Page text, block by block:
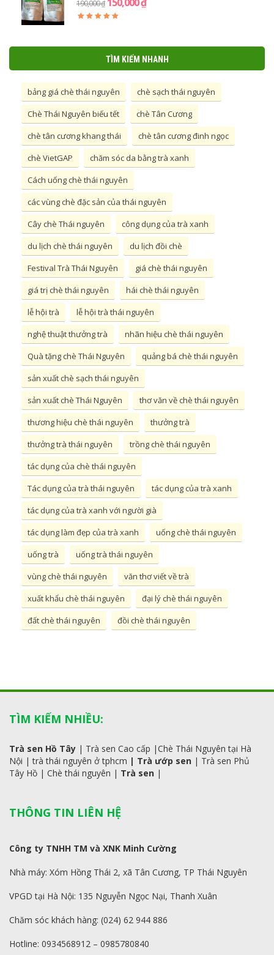
190,000₫
TÌM KIẾM NHANH
bảng giá chè thái nguyên
chè sạch thái nguyên
Chè Thái Nguyên biếu tết
chè Tân Cương
chè tân cương khang thái
chè tân cương đinh ngọc
chè VietGAP
chăm sóc da bằng trà xanh
Cách uống chè thái nguyên
các vùng chè đặc sản của thái nguyên
Cây chè Thái nguyên
công dụng của trà xanh
du lịch chè thái nguyên
du lịch đồi chè
Festival Trà Thái Nguyên
giá chè thái nguyên
giá trị chè thái nguyên
hái chè thái nguyên
lễ hội trà
lễ hội trà thái nguyên
nghệ thuật thưởng trà
nhãn hiệu chè thái nguyên
Quà tặng chè Thái Nguyên
quảng bá chè thái nguyên
sản xuất chè sạch thái nguyên
sản xuất chè Thái Nguyên
thơ văn về chè thái nguyên
thương hiệu chè thái nguyên
thưởng trà
thưởng trà thái nguyên
trồng chè thái nguyên
tác dụng của chè thái nguyên
Tác dụng của trà thái nguyên
tác dụng của trà xanh
tác dụng của trà xanh với người già
tác dụng làm đẹp của trà xanh
uống chè thái nguyên
uống trà
uống trà thái nguyên
vùng chè thái nguyên
văn thơ viết về trà
xuất khẩu chè thái nguyên
đại lý chè thái nguyên
đất chè thái nguyên
đồi chè thái nguyên
TÌM KIẾM NHIỀU:
Trà sen Hồ Tây | Trà sen Cao cấp |Chè Thái Nguyên tại Hà
Nội |trà thái nguyên ở tphcm | Trà ướp sen | Trà sen Phủ
Tây Hồ | Chè thái nguyên | Trà sen |
THÔNG TIN LIÊN HỆ
Công ty TNHH TM và XNK Minh Cường
Nhà máy: Xóm Hồng Thái 2, xã Tân Cương, TP Thái Nguyên
VPGD tại Hà Nội: 135 Nguyễn Ngọc Nại, Thanh Xuân
Chăm sóc khách hàng: (024) 62 944 886
Hotline: 0934568912 – 0985780840